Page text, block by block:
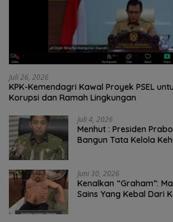
Juli 26, 2026
KPK-Kemendagri Kawal Proyek PSEL
Korupsi dan Ramah Lingkungan
Juli 4, 2026
Menhut : Presiden
Bangun Tata Kelola
Juni 30, 2026
Kenalkan “Graham”:
Sains Yang Kebal Dari